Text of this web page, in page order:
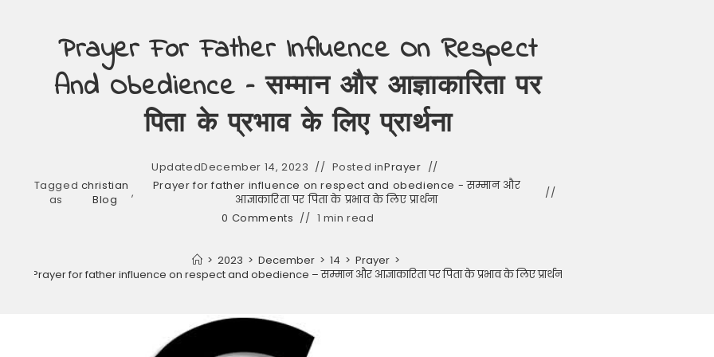
Prayer For Father Influence On Respect
And Obedience – सम्मान और आज्ञाकारिता पर
पिता के प्रभाव के लिए प्रार्थना
UpdatedDecember 14, 2023 Posted inPrayer
Tagged
as
christian
Blog
,
Prayer for father influence on respect and obedience - सम्मान और
आज्ञाकारिता पर पिता के प्रभाव के लिए प्रार्थना
0 Comments
1 min read
> 2023 > December > 14 > Prayer >
Prayer for father influence on respect and obedience – सम्मान और आज्ञाकारिता पर पिता के प्रभाव के लिए प्रार्थना